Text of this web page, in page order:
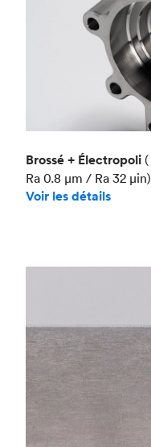
Brossé + Électropoli (
Ra 0.8 μm / Ra 32 μin)
Voir les détails